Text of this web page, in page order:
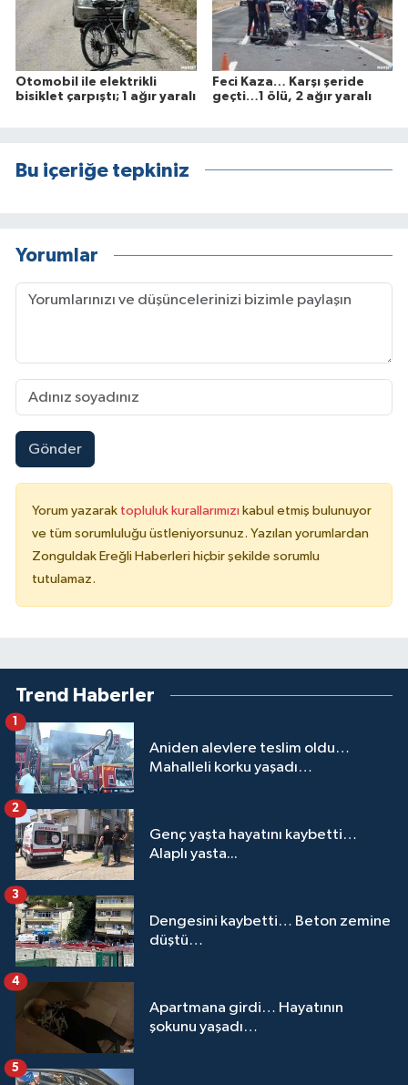
Otomobil ile elektrikli
bisiklet çarpıştı; 1 ağır yaralı
Feci Kaza… Karşı şeride
geçti…1 ölü, 2 ağır yaralı
Bu içeriğe tepkiniz
Yorumlar
Gönder
Yorum yazarak topluluk kurallarımızı kabul etmiş bulunuyor
ve tüm sorumluluğu üstleniyorsunuz. Yazılan yorumlardan
Zonguldak Ereğli Haberleri hiçbir şekilde sorumlu
tutulamaz.
Trend Haberler
Aniden alevlere teslim oldu…
Mahalleli korku yaşadı…
1
Genç yaşta hayatını kaybetti…
Alaplı yasta...
2
Dengesini kaybetti… Beton zemine
düştü…
3
Apartmana girdi… Hayatının
şokunu yaşadı…
4
5